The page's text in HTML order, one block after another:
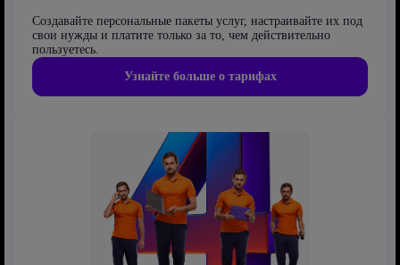
Создавайте персональные пакеты услуг, настраивайте их под
свои нужды и платите только за то, чем действительно
пользуетесь.
Узнайте больше о тарифах